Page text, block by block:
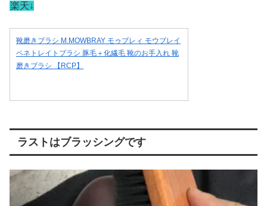
楽天↓
靴磨きブラシ M.MOWBRAY モゥブレィ モウブレイ
ペネトレイトブラシ 豚毛＋化繊毛 靴のお手入れ 靴
磨きブラシ 【RCP】
ラストはブラッシングです